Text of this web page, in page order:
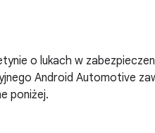
o lukach w
Android Automotive
poniżej.